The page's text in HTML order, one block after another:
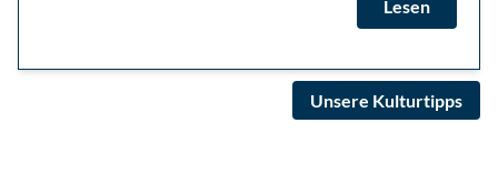
Lesen
Unsere Kulturtipps